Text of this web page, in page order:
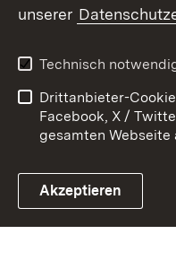
Link zum Landesportal
Barrierefreiheit
Impressum
unserer
Technisch
Drittanbieter-
Facebook, X /
gesamten
Akzeptieren